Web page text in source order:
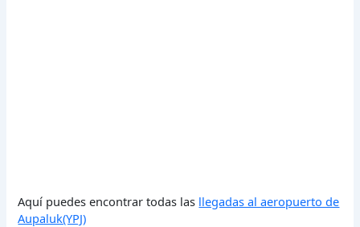
Aquí puedes encontrar todas las llegadas al aeropuerto de
Aupaluk(YPJ)